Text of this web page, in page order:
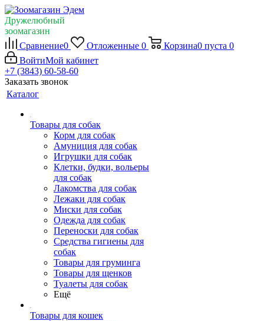
Дружелюбный
зоомагазин
Сравнение0 Отложенные 0 Корзина0 пуста 0
ВойтиМой кабинет
+7 (3843) 60-58-60
Заказать звонок
Каталог
Товары для собак
Корм для собак
Амуниция для собак
Игрушки для собак
Клетки, будки, вольеры
для собак
Лакомства для собак
Лежаки для собак
Миски для собак
Одежда для собак
Переноски для собак
Средства гигиены для
собак
Товары для груминга
Товары для щенков
Туалеты для собак
Ещё
Товары для кошек